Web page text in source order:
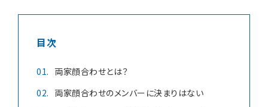
目次
両家顔合わせとは？
両家顔合わせのメンバーに決まりはない